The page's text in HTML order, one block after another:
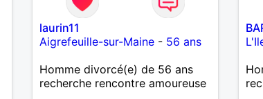
laurin11
Aigrefeuille-sur-Maine- 56 ans
Homme divorcé(e) de 56 ans
recherche rencontre amoureuse